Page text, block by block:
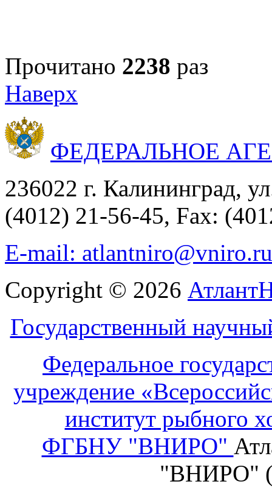
Прочитано 2238 раз
Наверх
ФЕДЕРАЛЬНОЕ
236022 г. Калининград,
(4012) 21-56-45, Fax:
E-mail: atlantniro@vniro.ru
Copyright © 2026
Государственный
Федеральное
учреждение
институт рыбного
ФГБНУ "ВНИРО"
"ВНИРО"